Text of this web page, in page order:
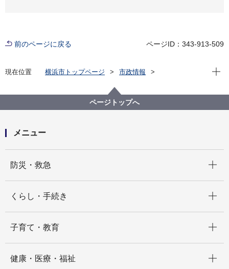
前のページに戻る ページID：343-913-509
現在位置 横浜市トップページ
市政情報
８月１日は「水の日」です。
現在
ページトップへ
メニュー
防災・救急
くらし・手続き
子育て・教育
健康・医療・福祉